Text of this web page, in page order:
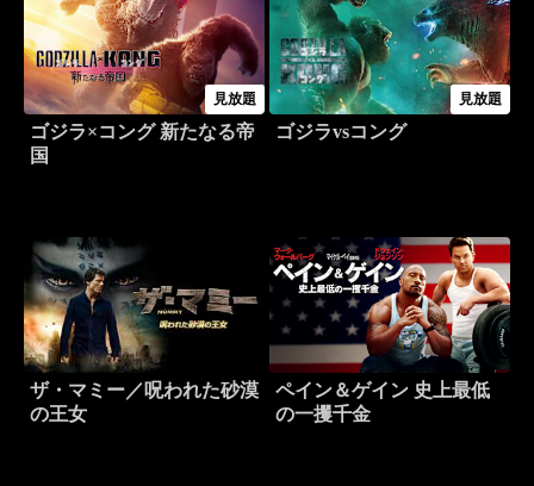
見放題
ゴジラ×コング 新たなる帝
国
見放題
ゴジラvsコング
ザ・マミー／呪われた砂漠
の王女
ペイン＆ゲイン 史上最低
の一攫千金